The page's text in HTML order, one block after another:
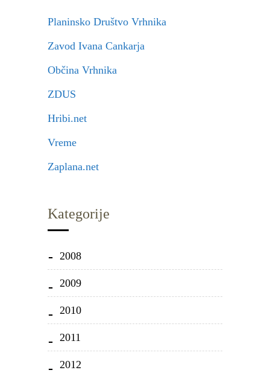
Planinsko Društvo Vrhnika
Zavod Ivana Cankarja
Občina Vrhnika
ZDUS
Hribi.net
Vreme
Zaplana.net
Kategorije
2008
2009
2010
2011
2012